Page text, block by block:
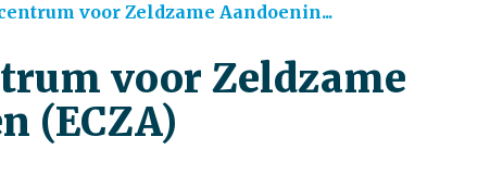
voor Zeldzame Aandoenin...
voor Zeldzame
(ECZA)